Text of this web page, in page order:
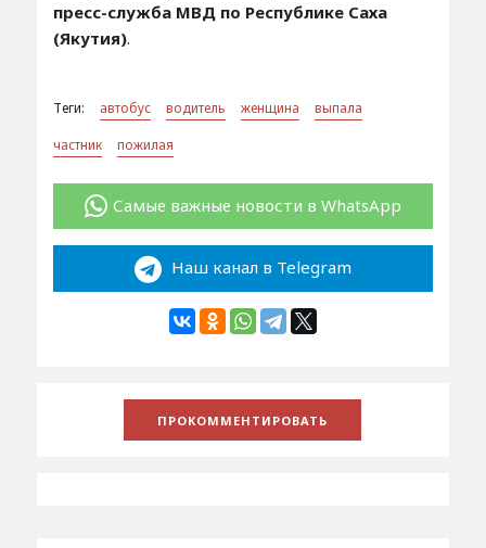
пресс-служба МВД по Республике Саха
(Якутия).
Теги: автобус водитель женщина
выпала
частник
пожилая
Самые важные новости в WhatsApp
Наш канал в Telegram